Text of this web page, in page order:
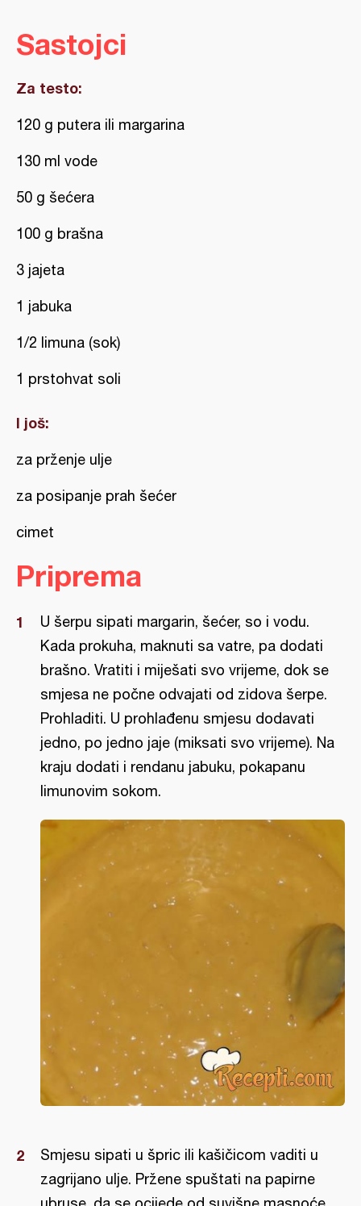
Sastojci
Za testo:
120 g putera ili margarina
130 ml vode
50 g šećera
100 g brašna
3 jajeta
1 jabuka
1/2 limuna (sok)
1 prstohvat soli
I još:
za prženje ulje
za posipanje prah šećer
cimet
Priprema
U šerpu sipati margarin, šećer, so i vodu.
Kada prokuha, maknuti sa vatre, pa dodati
brašno. Vratiti i miješati svo vrijeme, dok se
smjesa ne počne odvajati od zidova šerpe.
Prohladiti. U prohlađenu smjesu dodavati
jedno, po jedno jaje (miksati svo vrijeme). Na
kraju dodati i rendanu jabuku, pokapanu
limunovim sokom.
Smjesu sipati u špric ili kašičicom vaditi u
zagrijano ulje. Pržene spuštati na papirne